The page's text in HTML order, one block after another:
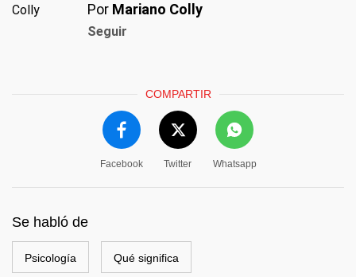
Por Mariano Colly
Seguir
COMPARTIR
Facebook Twitter Whatsapp
Se habló de
Psicología Qué significa